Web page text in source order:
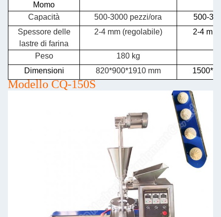
Momo
Capacità 500-3000 pezzi/ora
500-
Spessore delle
lastre di farina
2-4 mm (regolabile) 2-4
Peso 180 kg
Dimensioni
820*900*1910 mm
Modello CQ-150S